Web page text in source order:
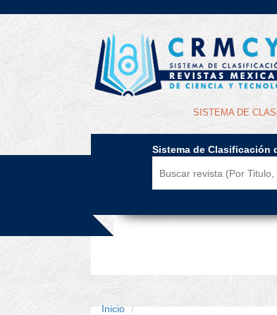
SISTEMA DE
Sistema de Clasificación
Inicio